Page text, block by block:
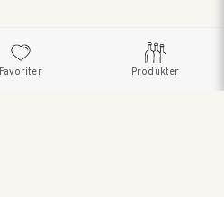
Favoriter Produkter